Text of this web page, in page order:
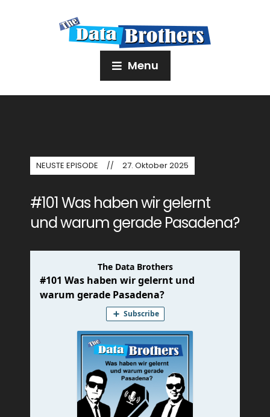
Menu
NEUSTE EPISODE 27. Oktober 2025
#101 Was haben wir gelernt
und warum gerade Pasadena?